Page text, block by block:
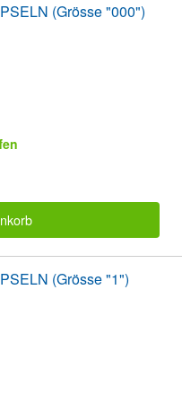
(Grösse "000")
(Grösse "1")